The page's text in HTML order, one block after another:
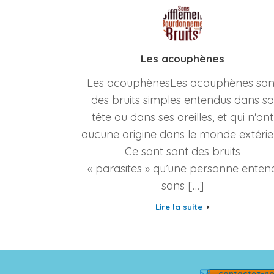
Les acouphènes
Les acouphènesLes acouphènes
des bruits simples entendus dans sa
tête ou dans ses oreilles, et qui n'ont
aucune origine dans le monde
Ce sont sont des bruits
« parasites » qu’une personne
sans […]
Lire la suite